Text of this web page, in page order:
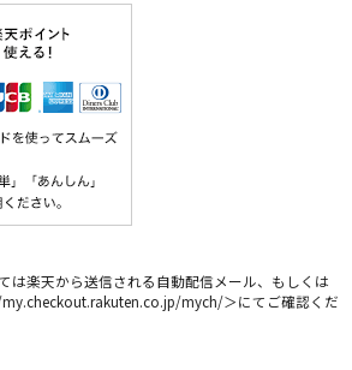
は楽天から送信される自動配信メール、もしくは
mych/＞にてご確認くだ